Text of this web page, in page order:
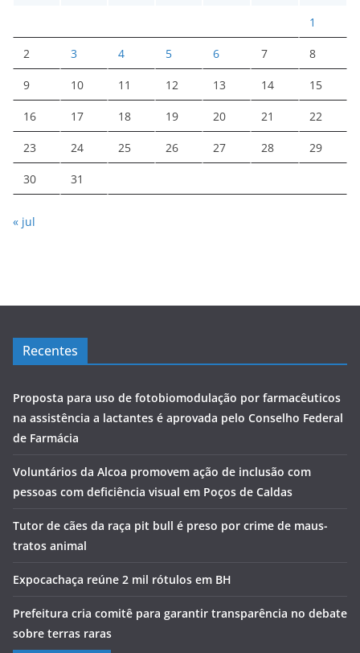
1
2 3 4 5 6 7 8
9 10 11 12 13 14 15
16 17 18 19 20 21 22
23 24 25 26 27 28 29
30 31
« jul
Recentes
Proposta para uso de fotobiomodulação por farmacêuticos
na assistência a lactantes é aprovada pelo Conselho Federal
de Farmácia
Voluntários da Alcoa promovem ação de inclusão com
pessoas com deficiência visual em Poços de Caldas
Tutor de cães da raça pit bull é preso por crime de maus-
tratos animal
Expocachaça reúne 2 mil rótulos em BH
Prefeitura cria comitê para garantir transparência no debate
sobre terras raras